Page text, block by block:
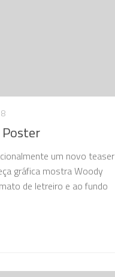
um novo teaser
gráfica mostra Woody
de letreiro e ao fundo